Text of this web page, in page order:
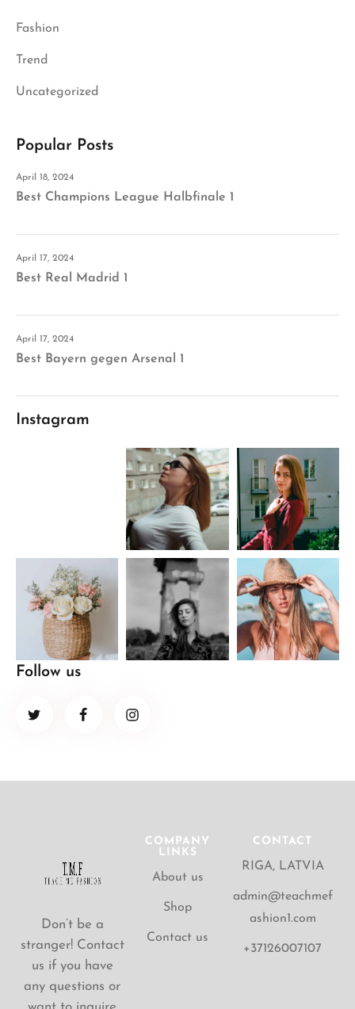
Fashion
Trend
Uncategorized
Popular Posts
April 18, 2024
Best Champions League Halbfinale 1
April 17, 2024
Best Real Madrid 1
April 17, 2024
Best Bayern gegen Arsenal 1
Instagram
Follow us
Don’t be a
stranger! Contact
us if you have
any questions or
COMPANY
LINKS
About us
Shop
Contact us
CONTACT
RIGA, LATVIA
admin@teachmef
ashion1.com
+37126007107